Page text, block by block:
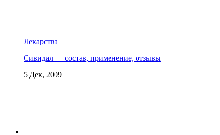
Лекарства
Сивидал — состав, применение, отзывы
5 Дек, 2009